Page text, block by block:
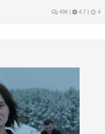
496 4.7 | 4